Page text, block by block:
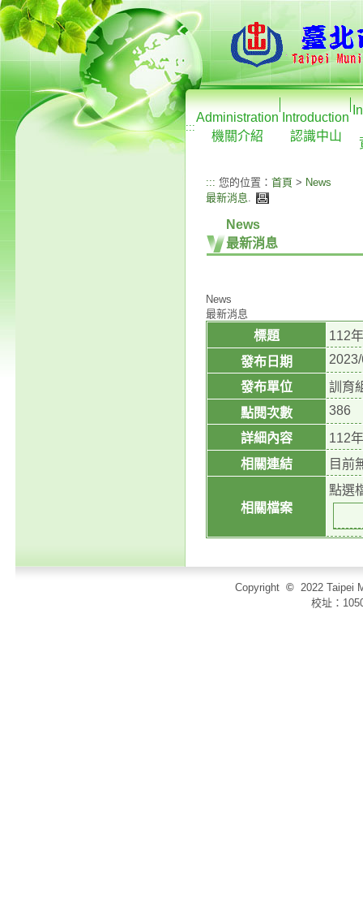
:::
Administration
機關介紹
Introduction
認識中山
::: 您的位置： 首頁 > News
最新消息.
News
最新消息
News
最新消息
標題
112
發布日期
發布單位
訓育
點閱次數
386
詳細內容
112
相關連結
目前
相關檔案
點選
Copyright © 2022 Taipei
校址：